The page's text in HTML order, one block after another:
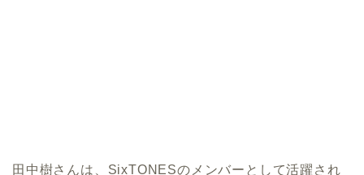
田中樹さんは、SixTONESのメンバーとして活躍され